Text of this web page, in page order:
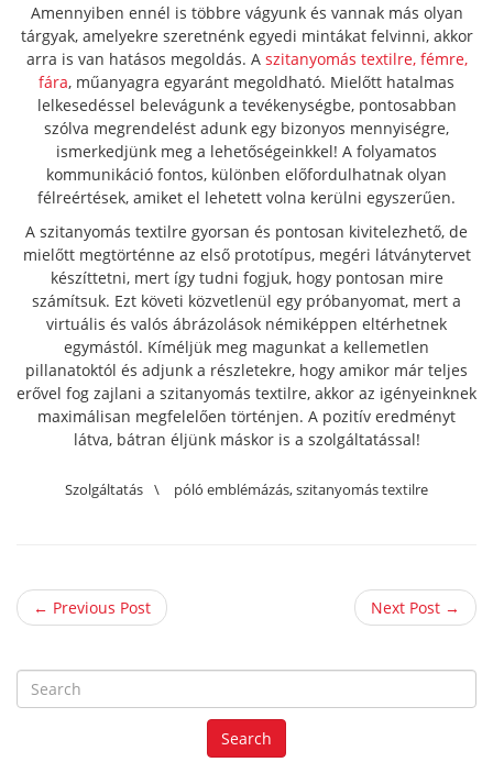
Amennyiben ennél is többre vágyunk és vannak más olyan
tárgyak, amelyekre szeretnénk egyedi mintákat felvinni, akkor
arra is van hatásos megoldás. A szitanyomás textilre, fémre,
fára, műanyagra egyaránt megoldható. Mielőtt hatalmas
lelkesedéssel belevágunk a tevékenységbe, pontosabban
szólva megrendelést adunk egy bizonyos mennyiségre,
ismerkedjünk meg a lehetőségeinkkel! A folyamatos
kommunikáció fontos, különben előfordulhatnak olyan
félreértések, amiket el lehetett volna kerülni egyszerűen.
A szitanyomás textilre gyorsan és pontosan kivitelezhető, de
mielőtt megtörténne az első prototípus, megéri látványtervet
készíttetni, mert így tudni fogjuk, hogy pontosan mire
számítsuk. Ezt követi közvetlenül egy próbanyomat, mert a
virtuális és valós ábrázolások némiképpen eltérhetnek
egymástól. Kíméljük meg magunkat a kellemetlen
pillanatoktól és adjunk a részletekre, hogy amikor már teljes
erővel fog zajlani a szitanyomás textilre, akkor az igényeinknek
maximálisan megfelelően történjen. A pozitív eredményt
látva, bátran éljünk máskor is a szolgáltatással!
Szolgáltatás \ póló emblémázás,szitanyomás textilre
← Previous Post Next Post →
e
r
Search